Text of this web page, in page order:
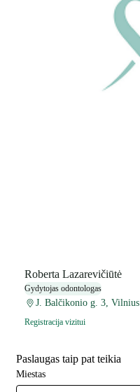
Roberta Lazarevičiūtė
Gydytojas odontologas
J. Balčikonio g. 3, Vilnius
Registracija vizitui
Paslaugas taip pat teikia
Miestas